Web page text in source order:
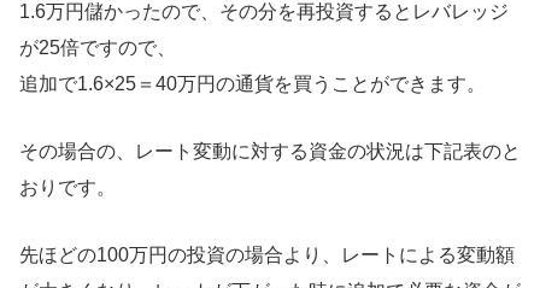
1.6万円儲かったので、その分を再投資するとレバレッジ
が25倍ですので、
追加で1.6×25＝40万円の通貨を買うことができます。
その場合の、レート変動に対する資金の状況は下記表のと
おりです。
先ほどの100万円の投資の場合より、レートによる変動額